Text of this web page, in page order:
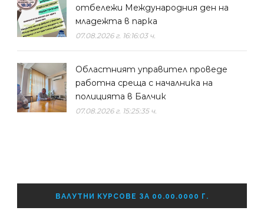
отбележи Международния ден на
младежта в парка
07.08.2026 г. 16:16:03 ч.
Областният управител проведе
работна среща с началника на
полицията в Балчик
07.08.2026 г. 15:25:35 ч.
ВАЛУТНИ КУРСОВЕ ЗА 00.00.0000 Г.